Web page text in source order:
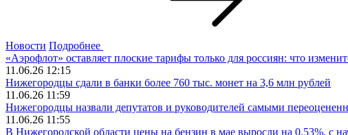
Новости Подробнее
«Аэрофлот» оставляет плоские тарифы только для россиян: что
11.06.26 12:15
Нижегородцы сдали в банки более 760 тыс. монет на 3,6 млн рублей
11.06.26 11:59
Нижегородцы назвали депутатов и руководителей самыми
11.06.26 11:55
В Нижегородской области цены на бензин в мае выросли на 0,53%, с